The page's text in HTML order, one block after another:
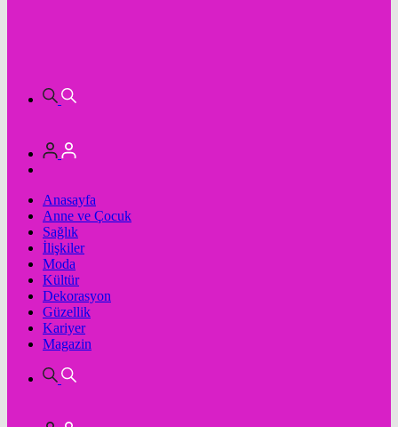
Anasayfa
Anne ve Çocuk
Sağlık
İlişkiler
Moda
Kültür
Dekorasyon
Güzellik
Kariyer
Magazin